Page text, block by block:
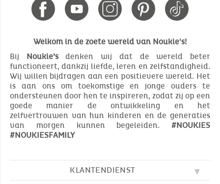
Welkom in de zoete wereld van Noukie's!
Bij Noukie’sdenken wij dat de wereld beter
functioneert, dankzij liefde, leren en zelfstandigheid.
Wij willen bijdragen aan een positievere wereld. Het
is aan ons om toekomstige en jonge ouders te
ondersteunen door hen te inspireren, zodat zij op een
goede manier de ontwikkeling en het
zelfvertrouwen van hun kinderen en de generaties
van morgen kunnen begeleiden. #NOUKIES
#NOUKIESFAMILY
KLANTENDIENST